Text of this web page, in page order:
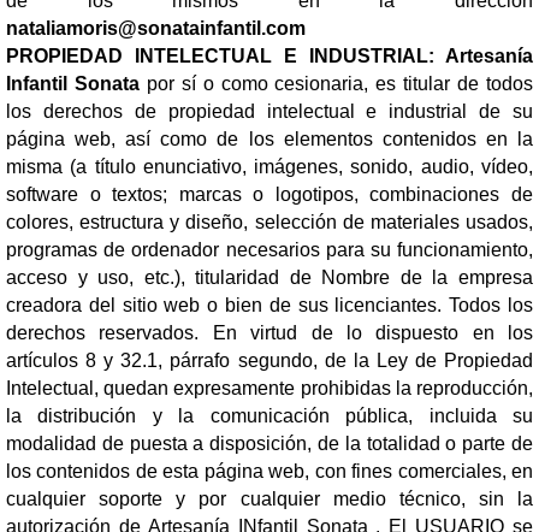
nataliamoris@sonatainfantil.com
PROPIEDAD INTELECTUAL E INDUSTRIAL: Artesanía
Infantil Sonatapor sí o como cesionaria, es titular de todos
los derechos de propiedad intelectual e industrial de su
página web, así como de los elementos contenidos en la
misma (a título enunciativo, imágenes, sonido, audio, vídeo,
software o textos; marcas o logotipos, combinaciones de
colores, estructura y diseño, selección de materiales usados,
programas de ordenador necesarios para su funcionamiento,
acceso y uso, etc.), titularidad de Nombre de la empresa
creadora del sitio web o bien de sus licenciantes. Todos los
derechos reservados. En virtud de lo dispuesto en los
artículos 8 y 32.1, párrafo segundo, de la Ley de Propiedad
Intelectual, quedan expresamente prohibidas la reproducción,
la distribución y la comunicación pública, incluida su
modalidad de puesta a disposición, de la totalidad o parte de
los contenidos de esta página web, con fines comerciales, en
cualquier soporte y por cualquier medio técnico, sin la
autorización de Artesanía INfantil Sonata . El USUARIO se